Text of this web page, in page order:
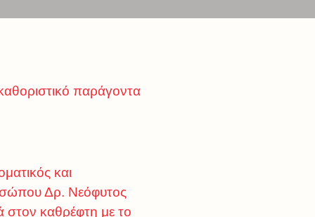
παράγοντα
και
Δρ. Νεόφυτος
στον καθρέφτη με το